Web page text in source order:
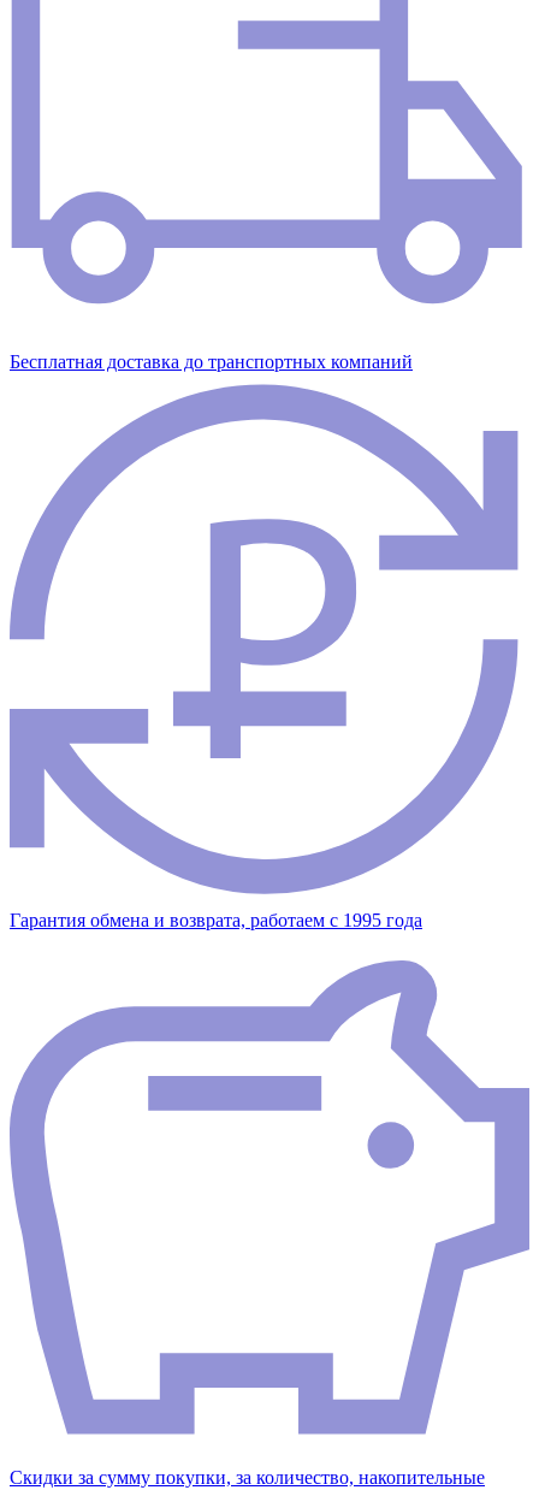
Бесплатная доставка до транспортных компаний
Гарантия обмена и возврата, работаем с 1995 года
Скидки за сумму покупки, за количество, накопительные